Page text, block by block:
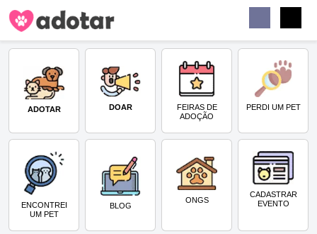
ADOTAR DOAR
FEIRAS DE
ADOÇÃO
PERDI UM PET
ENCONTREI
UM PET
BLOG
ONGS
CADASTRAR
EVENTO